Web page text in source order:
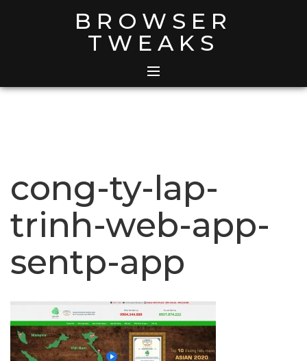
BROWSER
TWEAKS
cong-ty-lap-
trinh-web-app-
sentp-app